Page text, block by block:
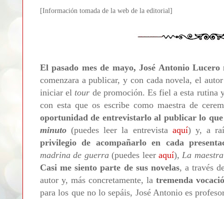
[Información tomada de la web de la editorial]
El pasado mes de mayo, José Antonio
comenzara a publicar, y con cada novela, el
iniciar el tour de promoción. Es fiel a esta rutina
con esta que os escribe como maestra de
oportunidad de entrevistarlo al publicar lo
minuto (puedes leer la entrevista aquí) y, a
privilegio de acompañarlo en cada
madrina de guerra(puedes leeraquí),La maestra
Casi me siento parte de sus novelas, a través
autor y, más concretamente, la tremenda
para los que no lo sepáis, José Antonio es